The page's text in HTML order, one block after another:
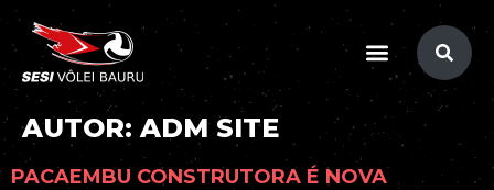
conteúdo
AUTOR:ADM SITE
PACAEMBU CONSTRUTORA É NOVA